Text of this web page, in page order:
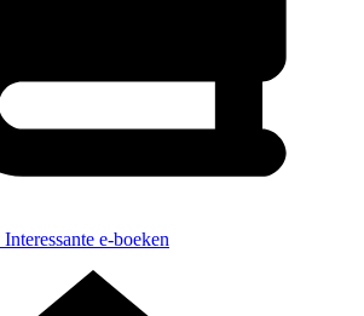
Interessante e-boeken